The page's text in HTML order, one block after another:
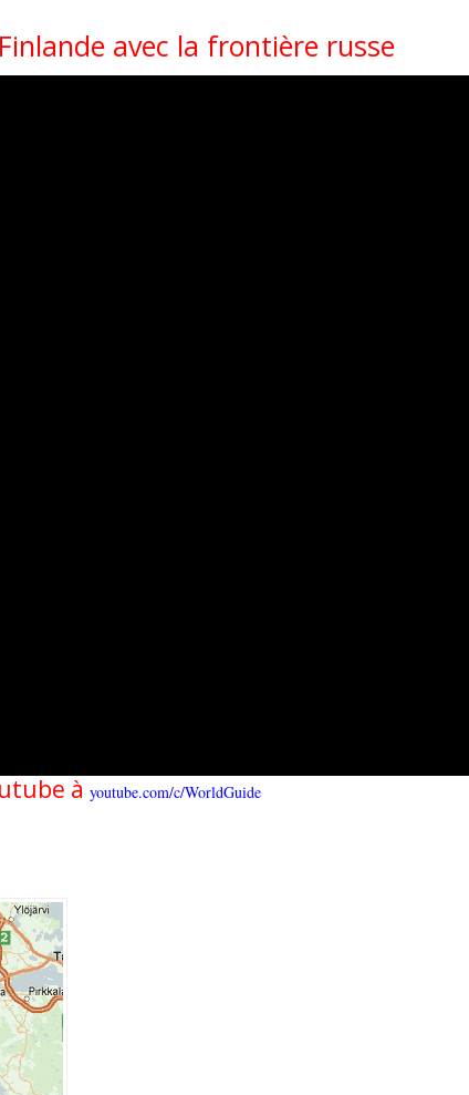
avec la frontière russe
à youtube.com/c/WorldGuide